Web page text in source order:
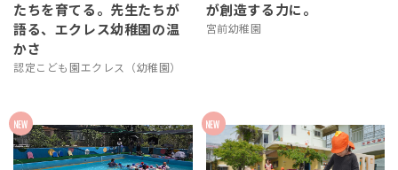
たちを育てる。先生たちが
語る、エクレス幼稚園の温
かさ
認定こども園エクレス（幼稚園）
が創造する力に。
宮前幼稚園